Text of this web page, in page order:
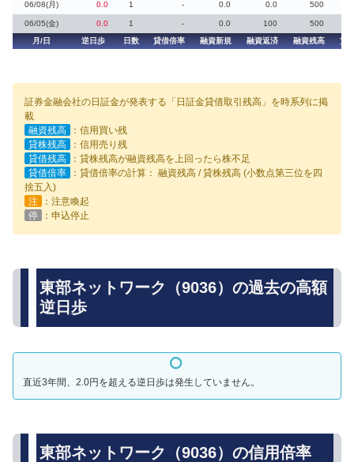
06/08(月) 0.0 1 - 0.0 0.0 500
06/05(金) 0.0 1 - 0.0 100
500
月/日
逆日歩 日数 貸借倍率 融資新規 融資返済 融資残高 貸
証券金融会社の日証金が発表する「日証金貸借取引残高」を時系列に掲
載
融資残高
：信用買い残
貸株残高
：信用売り残
貸借残高
：貸株残高が融資残高を上回ったら株不足
貸借倍率
：貸借倍率の計算： 融資残高 / 貸株残高 (小数点第三位を四
捨五入)
注
：注意喚起
停
：申込停止
東部ネットワーク（9036）の過去の高額
逆日歩
直近3年間、2.0円を超える逆日歩は発生していません。
東部ネットワーク（9036）の信用倍率